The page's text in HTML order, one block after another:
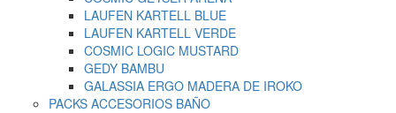
LAUFEN KARTELL BLUE
LAUFEN KARTELL VERDE
COSMIC LOGIC MUSTARD
GEDY BAMBU
GALASSIA ERGO MADERA DE IROKO
PACKS ACCESORIOS BAÑO